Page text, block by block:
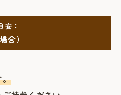
安：
合）
。